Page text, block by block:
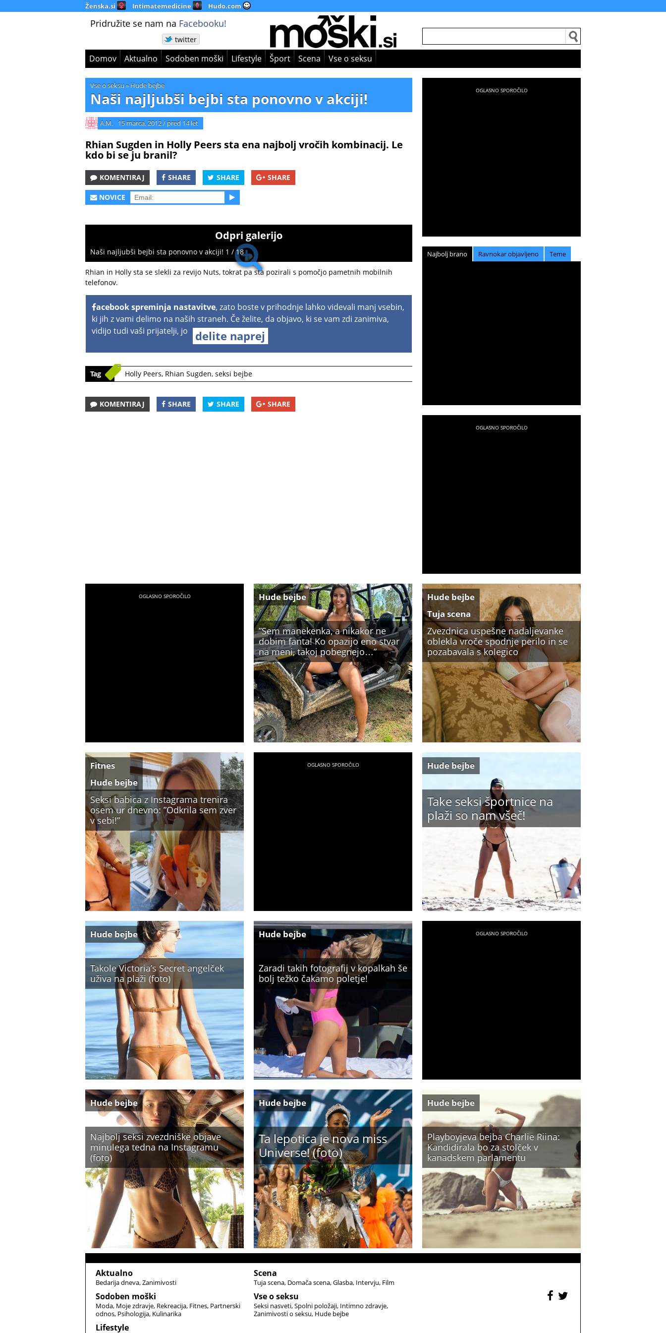
Ženska.si Intimatemedicine Hudo.com
Pridružite se nam na Facebooku!
twitter
Domov Aktualno Sodoben moški Lifestyle Šport Scena Vse o seksu
Vse o seksu » Hude bejbe
Naši najljubši bejbi sta ponovno v akciji!
A.M. 15 marca, 2012/ pred 14 let
Rhian Sugden in Holly Peers sta ena najbolj vročih kombinacij. Le
kdo bi se ju branil?
KOMENTIRAJ SHARE SHARE SHARE
NOVICE
Odpri galerijo
Naši najljubši bejbi sta ponovno v akciji! 1 / 18
Rhian in Holly sta se slekli za revijo Nuts, tokrat pa sta pozirali s pomočjo pametnih mobilnih
telefonov.
acebook spreminja nastavitve, zato boste v prihodnje lahko videvali manj vsebin,
ki jih z vami delimo na naših straneh. Če želite, da objavo, ki se vam zdi zanimiva,
vidijo tudi vaši prijatelji, jo
delite naprej
Tag Holly Peers, Rhian Sugden, seksi bejbe
KOMENTIRAJ SHARE SHARE SHARE
Najbolj brano Ravnokar objavljeno Teme
”Sem manekenka, a nikakor ne
dobim fanta! Ko opazijo eno stvar
na meni, takoj pobegnejo…”
Hude bejbe
Zvezdnica uspešne nadaljevanke
oblekla vroče spodnje perilo in se
pozabavala s kolegico
Hude bejbe
Tuja scena
Seksi babica z Instagrama trenira
osem ur dnevno: ”Odkrila sem zver
v sebi!”
Fitnes
Hude bejbe
Take seksi športnice na
plaži so nam všeč!
Hude bejbe
Takole Victoria’s Secret angelček
uživa na plaži (foto)
Hude bejbe
Zaradi takih fotografij v kopalkah še
bolj težko čakamo poletje!
Hude bejbe
Najbolj seksi zvezdniške objave
minulega tedna na Instagramu
(foto)
Hude bejbe
Ta lepotica je nova miss
Universe! (foto)
Hude bejbe
Playboyjeva bejba Charlie Riina:
Kandidirala bo za stolček v
kanadskem parlamentu
Hude bejbe
Aktualno
Bedarija dneva Zanimivosti
Sodoben moški
Moda Moje zdravje Rekreacija Fitnes Partnerski
odnos Psihologija Kulinarika
Lifestyle
Scena
Tuja scena Domača scena Glasba Intervju Film
Vse o seksu
Seksi nasveti Spolni položaji Intimno zdravje
Zanimivosti o seksu Hude bejbe